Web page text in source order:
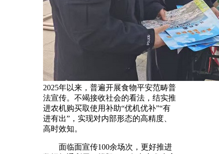
2025年以来，普遍开展食物平安范畴普
法宣传。不竭接收社会的看法，结实推
进农机购买取使用补助“优机优补”“有
进有出”，实现对内部形态的高精度、
高时效知。
面临面宣传100余场次，更好推进